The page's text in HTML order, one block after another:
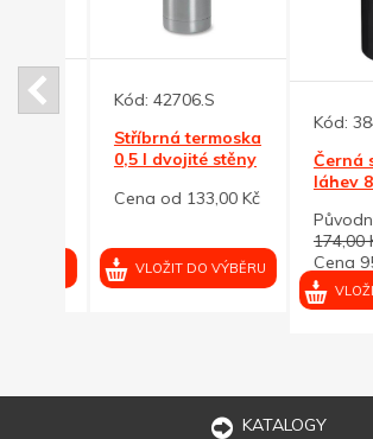
Kód:42706.S
Stříbrná termoska
0,5 l dvojité stěny
Cena od 133,00 Kč
VLOŽIT DO VÝBĚRU
Kód:
Černá
láhev
Původní
174,00 Kč
Cena
VLOŽIT
KATALOGY